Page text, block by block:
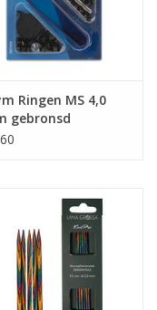
Ringen MS 4,0
gebronsd